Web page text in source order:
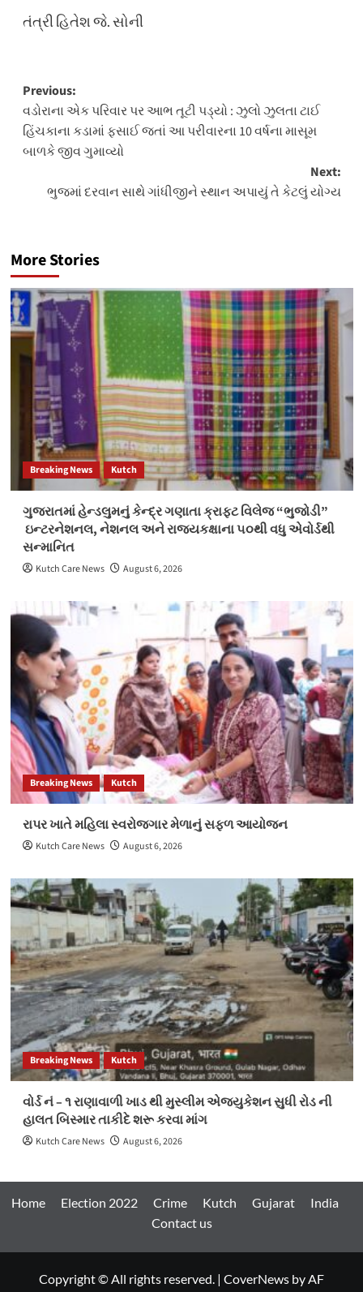
તંત્રી હિતેશ જે. સોની
Post
navigation
Previous:
વડોરાના એક પરિવાર પર આભ તૂટી પડ્યો : ઝુલો ઝુલતા ટાઈ
હિંચકાના કડામાં ફસાઈ જતાં આ પરીવારના 10 વર્ષના માસૂમ
બાળકે જીવ ગુમાવ્યો
Next:
ભુજમાં દરવાન સાથે ગાંધીજીને સ્થાન અપાયું તે કેટલું યોગ્ય
More Stories
Breaking News Kutch
ગુજરાતમાં હેન્ડલુમનું કેન્દ્ર ગણાતા ક્રાફ્ટ વિલેજ “ભુજોડી”
ઇન્ટરનેશનલ, નેશનલ અને રાજ્યકક્ષાના ૫૦થી વધુ એવોર્ડથી
સન્માનિત
Kutch Care News August 6, 2026
Breaking News Kutch
રાપર ખાતે મહિલા સ્વરોજગાર મેળાનું સફળ આયોજન
Kutch Care News August 6, 2026
Breaking News Kutch
વોર્ડ નં – ૧ રાણાવાળી ખાડ થી મુસ્લીમ એજ્યુકેશન સુધી રોડ ની
હાલત બિસ્માર તાકીદે શરૂ કરવા માંગ
Kutch Care News August 6, 2026
Home Election 2022 Crime Kutch Gujarat
India
Contact us
Copyright © All rights reserved. | CoverNews by AF